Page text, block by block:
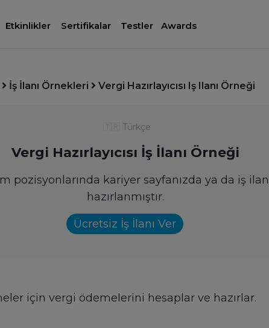
Etkinlikler Sertifikalar Testler Awards
İş İlanı Örnekleri Vergi Hazırlayıcısı Iş Ilanı Örneği
Türkçe
Vergi Hazırlayıcısı İş İlanı Örneği
pozisyonlarında kariyer sayfanızda ya da iş
hazırlanmıştır.
Ücretsiz İş İlanı Ver
için vergi ödemelerini hesaplar ve hazırlar.